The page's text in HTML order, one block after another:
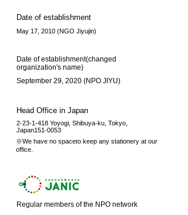
Date of establishment
May 17, 2010 (NGO Jiyujin)
Date of establishment(changed
organization's name)
September 29, 2020 (NPO JIYU)
Head Office in Japan
2-23-1-418 Yoyogi, Shibuya-ku, Tokyo,
Japan151-0053
※We have no spaceto keep any stationery at our
office.
Regular members of the NPO network